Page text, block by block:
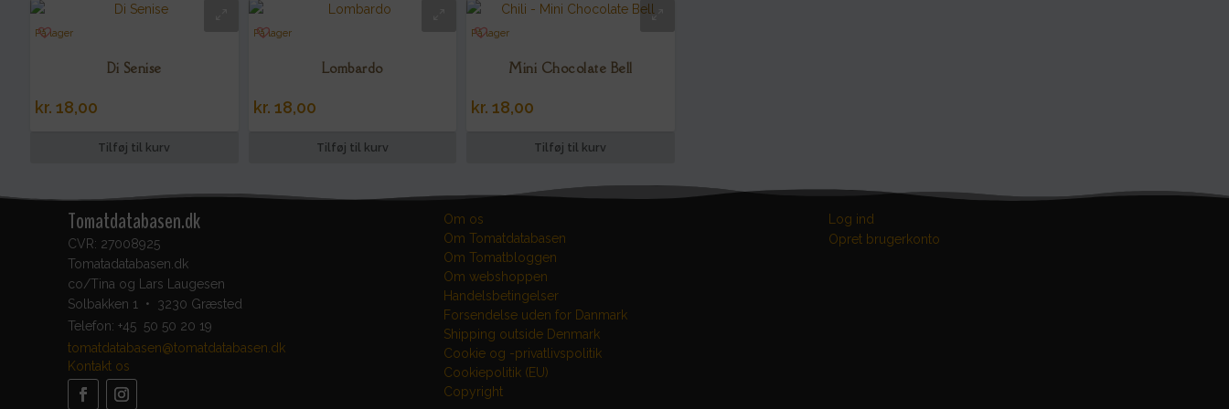
På lager
Di Senise
kr. 18,00
Tilføj til kurv
På lager
Lombardo
kr. 18,00
Tilføj til kurv
På lager
Mini Chocolate Bell
kr. 18,00
Tilføj til kurv
Tomatdatabasen.dk
CVR: 27008925
Tomatadatabasen.dk
co/Tina og Lars Laugesen
Solbakken 1 • 3230 Græsted
Telefon: +45 50 50 20 19
tomatdatabasen@tomatdatabasen.dk
Kontakt os
Om os
Om Tomatdatabasen
Om Tomatbloggen
Om webshoppen
Handelsbetingelser
Forsendelse uden for Danmark
Shipping outside Denmark
Cookie og -privatlivspolitik
Cookiepolitik (EU)
Copyright
Log ind
Opret brugerkonto